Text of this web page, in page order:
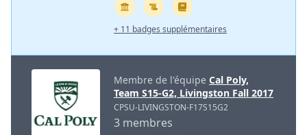
+ 11 badges supplémentaires
Membre de l'équipe Cal Poly,
Team S15-G2, Livingston Fall 2017
CPSU-LIVINGSTON-F17S15G2
3 membres